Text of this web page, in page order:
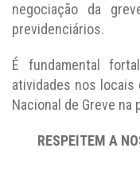
negociação da
previdenciários.
É fundamental
atividades nos locais
Nacional de Greve na
RESPEITEM A